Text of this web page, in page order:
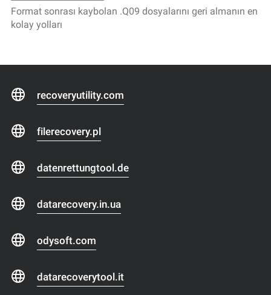
Format sonrası kaybolan .Q09 dosyalarını geri almanın en
kolay yolları
recoveryutility.com
filerecovery.pl
datenrettungtool.de
datarecovery.in.ua
odysoft.com
datarecoverytool.it